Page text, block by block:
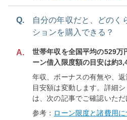
Q.
自分の年収だと、どのく
ションを購入できる？
A.
世帯年収を全国平均の529万
ーン借入限度額の目安は約
年収、ボーナスの有無や、
目安額は変動します。詳細
は、次の記事でご確認いただ
参考： ローン限度と諸費用